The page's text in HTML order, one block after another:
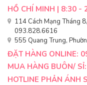
HỒ CHÍ MINH | 8:30 -
114 Cách Mạng Tháng
093.828.6616
555 Quang Trung,
ĐẶT HÀNG ONLINE:
MUA HÀNG BUÔN/
HOTLINE PHẢN ÁNH